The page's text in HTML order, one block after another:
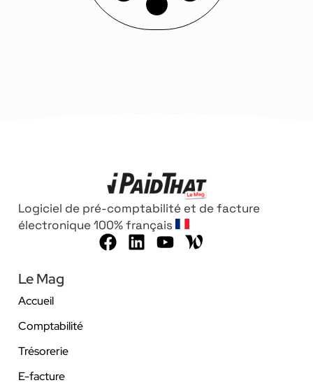
Logiciel de pré-comptabilité et de facture
électronique 100% français
Le Mag
Accueil
Comptabilité
Trésorerie
E-facture